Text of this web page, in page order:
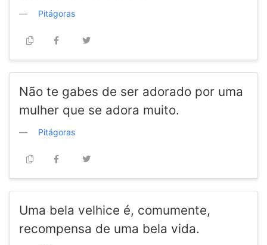
Pitágoras
Não te gabes de ser adorado por uma
mulher que se adora muito.
Pitágoras
Uma bela velhice é, comumente,
recompensa de uma bela vida.